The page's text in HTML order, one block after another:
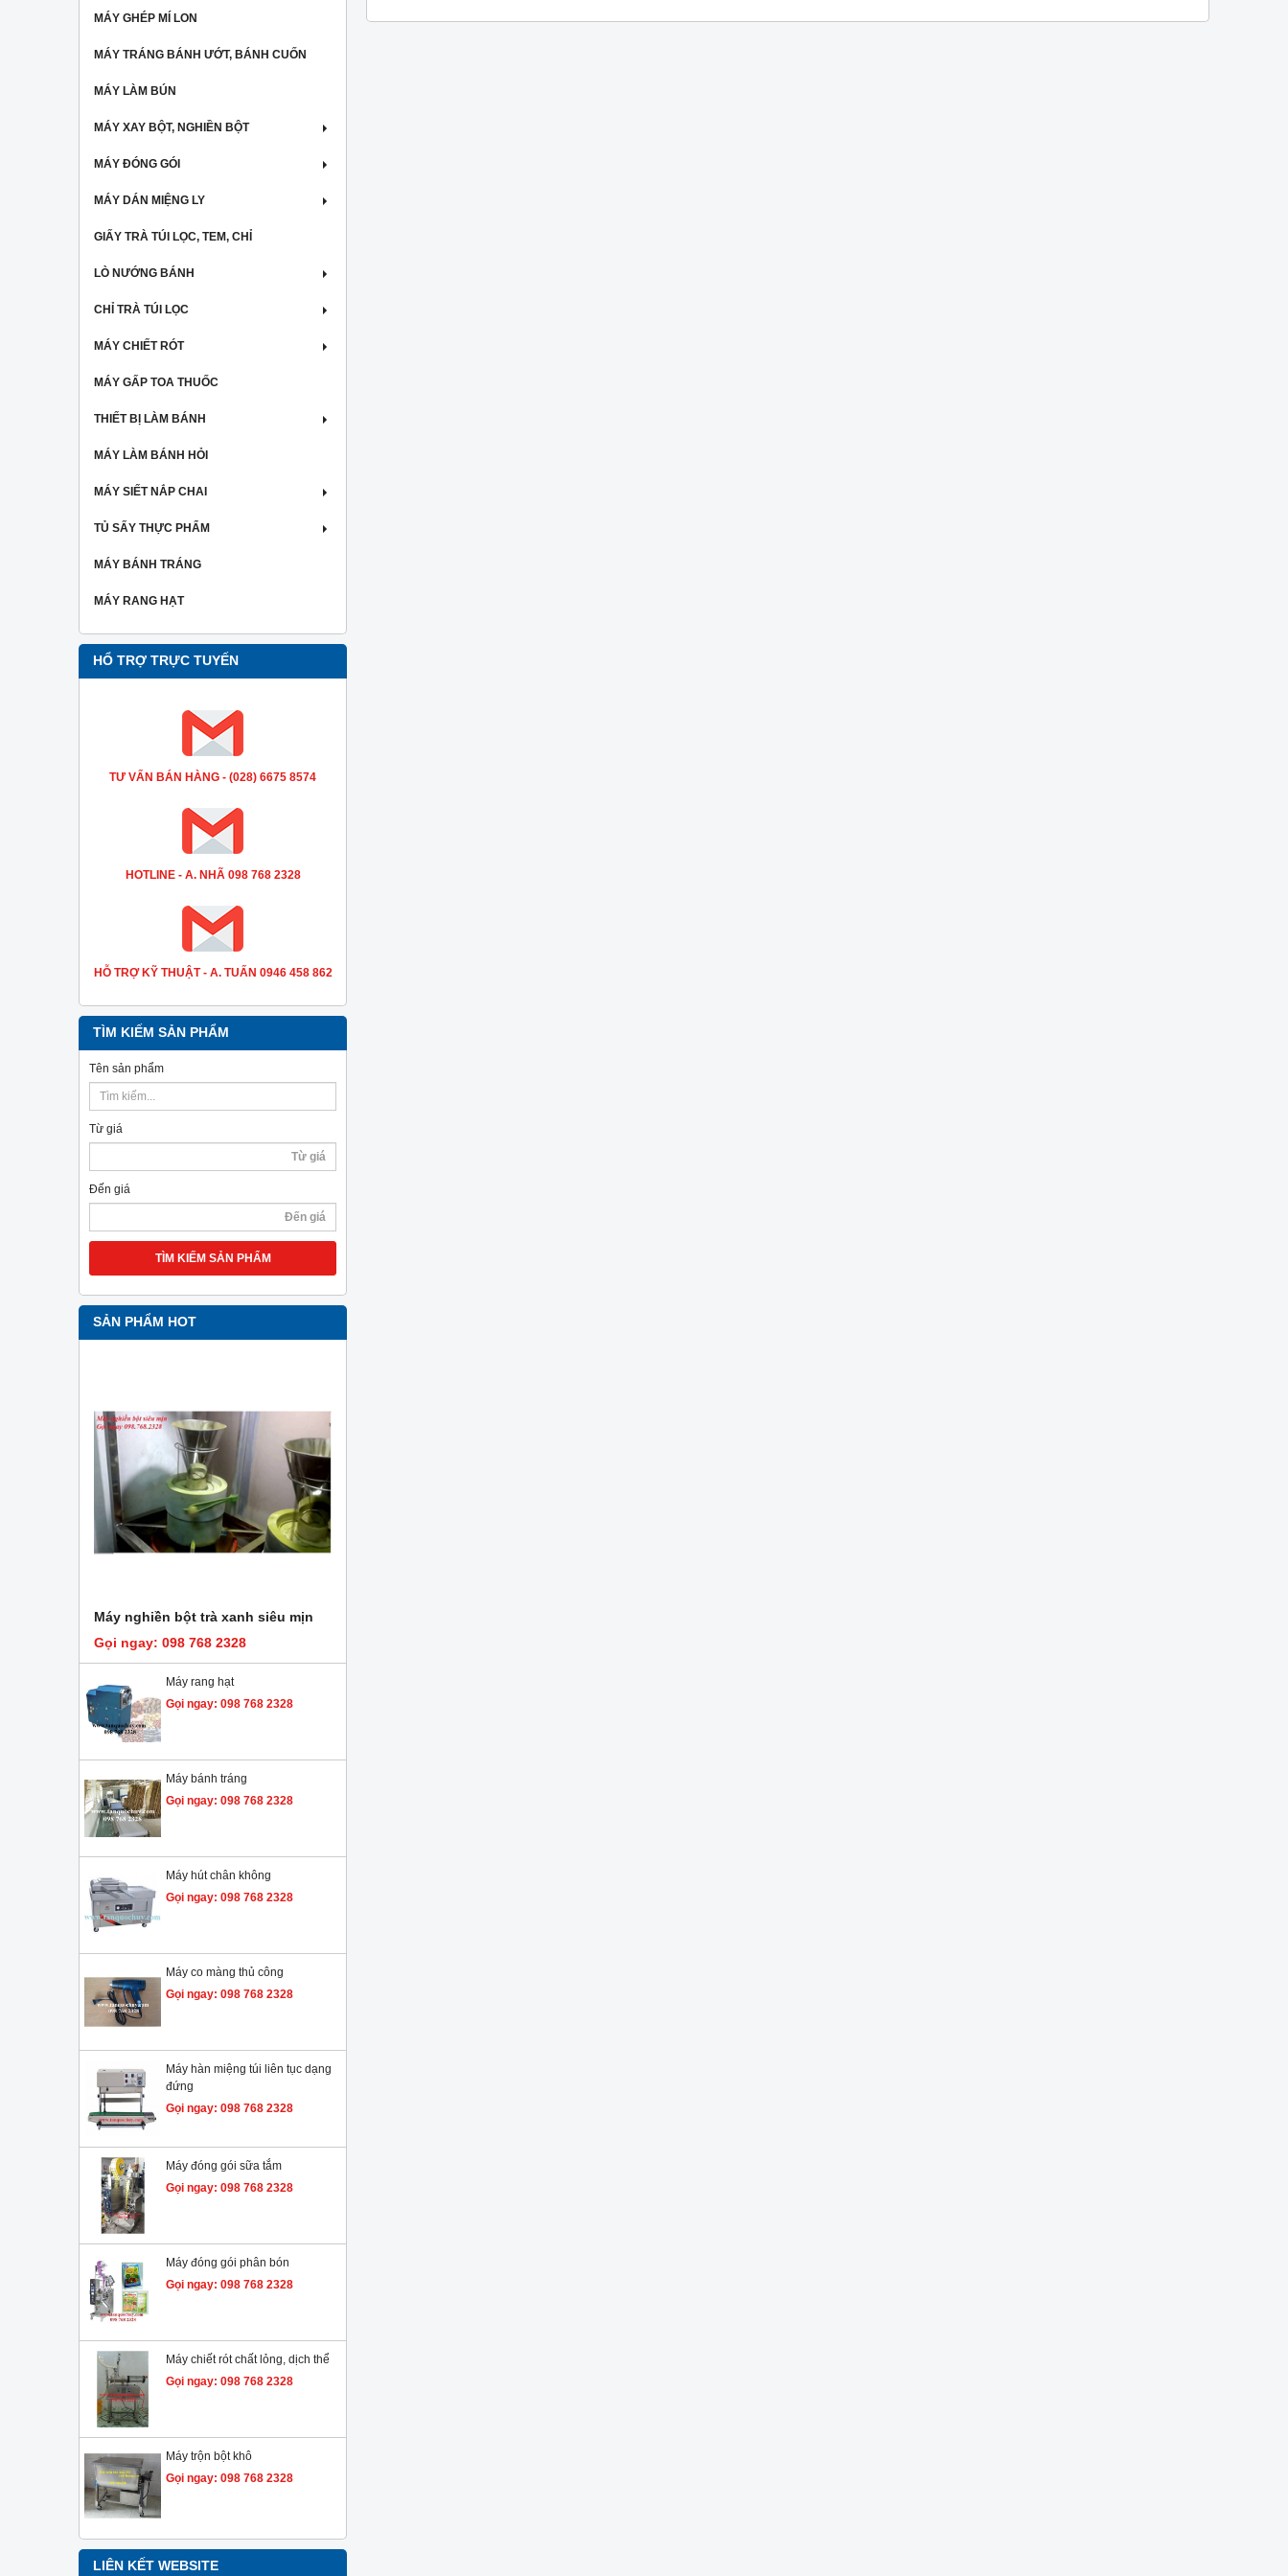
MÁY GHÉP MÍ LON
MÁY TRÁNG BÁNH ƯỚT, BÁNH CUỐN
MÁY LÀM BÚN
MÁY XAY BỘT, NGHIỀN BỘT
MÁY ĐÓNG GÓI
MÁY DÁN MIỆNG LY
GIẤY TRÀ TÚI LỌC, TEM, CHỈ
LÒ NƯỚNG BÁNH
CHỈ TRÀ TÚI LỌC
MÁY CHIẾT RÓT
MÁY GẤP TOA THUỐC
THIẾT BỊ LÀM BÁNH
MÁY LÀM BÁNH HỎI
MÁY SIẾT NẮP CHAI
TỦ SẤY THỰC PHẨM
MÁY BÁNH TRÁNG
MÁY RANG HẠT
HỔ TRỢ TRỰC TUYẾN
TƯ VẤN BÁN HÀNG - (028) 6675 8574
HOTLINE - A. NHÃ 098 768 2328
HỖ TRỢ KỸ THUẬT - A. TUẤN 0946 458 862
TÌM KIẾM SẢN PHẨM
Tên sản phẩm
Từ giá
Đến giá
TÌM KIẾM SẢN PHẨM
SẢN PHẨM HOT
Máy nghiền bột trà xanh siêu mịn
Gọi ngay: 098 768 2328
Máy rang hạt
Gọi ngay: 098 768 2328
Máy bánh tráng
Gọi ngay: 098 768 2328
Máy hút chân không
Gọi ngay: 098 768 2328
Máy co màng thủ công
Gọi ngay: 098 768 2328
Máy hàn miệng túi liên tục dạng
đứng
Gọi ngay: 098 768 2328
Máy đóng gói sữa tắm
Gọi ngay: 098 768 2328
Máy đóng gói phân bón
Gọi ngay: 098 768 2328
Máy chiết rót chất lỏng, dịch thể
Gọi ngay: 098 768 2328
Máy trộn bột khô
Gọi ngay: 098 768 2328
LIÊN KẾT WEBSITE